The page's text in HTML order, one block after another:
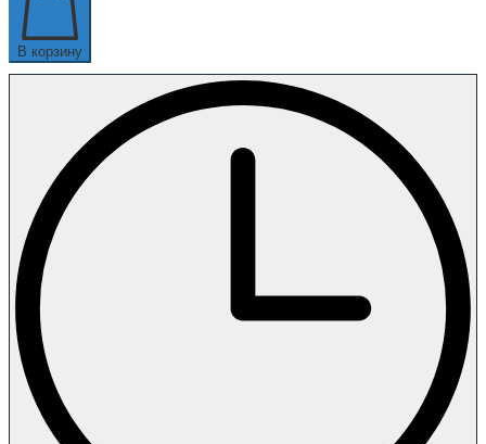
В корзину